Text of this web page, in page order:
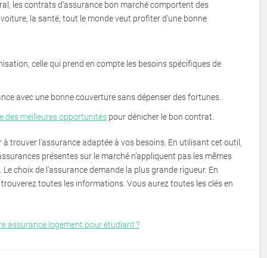
les contrats d’assurance bon marché comportent des
la santé, tout le monde veut profiter d’une bonne
celle qui prend en compte les besoins spécifiques de
avec une bonne couverture sans dépenser des fortunes.
des meilleures opportunités pour dénicher le bon contrat.
trouver l’assurance adaptée à vos besoins. En utilisant cet outil,
présentes sur le marché n’appliquent pas les mêmes
choix de l’assurance demande la plus grande rigueur. En
toutes les informations. Vous aurez toutes les clés en
assurance logement pour étudiant ?